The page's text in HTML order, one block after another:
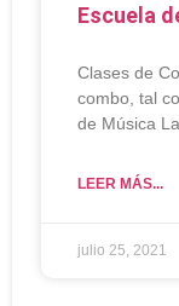
Escuela
Clases de
combo, tal
de Música La
LEER MÁS...
julio 25, 2021